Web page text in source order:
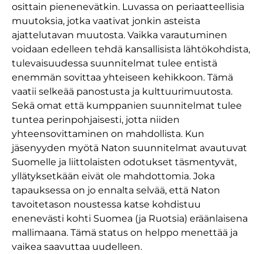
osittain pienenevätkin. Luvassa on periaatteellisia
muutoksia, jotka vaativat jonkin asteista
ajattelutavan muutosta. Vaikka varautuminen
voidaan edelleen tehdä kansallisista lähtökohdista,
tulevaisuudessa suunnitelmat tulee entistä
enemmän sovittaa yhteiseen kehikkoon. Tämä
vaatii selkeää panostusta ja kulttuurimuutosta.
Sekä omat että kumppanien suunnitelmat tulee
tuntea perinpohjaisesti, jotta niiden
yhteensovittaminen on mahdollista. Kun
jäsenyyden myötä Naton suunnitelmat avautuvat
Suomelle ja liittolaisten odotukset täsmentyvät,
yllätyksetkään eivät ole mahdottomia. Joka
tapauksessa on jo ennalta selvää, että Naton
tavoitetason noustessa katse kohdistuu
enenevästi kohti Suomea (ja Ruotsia) eräänlaisena
mallimaana. Tämä status on helppo menettää ja
vaikea saavuttaa uudelleen.